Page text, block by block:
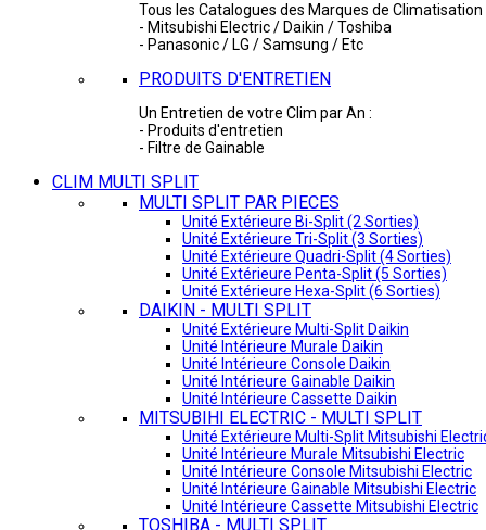
Tous les Catalogues des Marques de Climatisation
- Mitsubishi Electric / Daikin / Toshiba
- Panasonic / LG / Samsung / Etc
PRODUITS D'ENTRETIEN
Un Entretien de votre Clim par An :
- Produits d'entretien
- Filtre de Gainable
CLIM MULTI SPLIT
MULTI SPLIT PAR PIECES
Unité Extérieure Bi-Split (2 Sorties)
Unité Extérieure Tri-Split (3 Sorties)
Unité Extérieure Quadri-Split (4 Sorties)
Unité Extérieure Penta-Split (5 Sorties)
Unité Extérieure Hexa-Split (6 Sorties)
DAIKIN - MULTI SPLIT
Unité Extérieure Multi-Split Daikin
Unité Intérieure Murale Daikin
Unité Intérieure Console Daikin
Unité Intérieure Gainable Daikin
Unité Intérieure Cassette Daikin
MITSUBIHI ELECTRIC - MULTI SPLIT
Unité Extérieure Multi-Split Mitsubishi
Unité Intérieure Murale Mitsubishi Electric
Unité Intérieure Console Mitsubishi Electric
Unité Intérieure Gainable Mitsubishi Electric
Unité Intérieure Cassette Mitsubishi Electric
TOSHIBA - MULTI SPLIT